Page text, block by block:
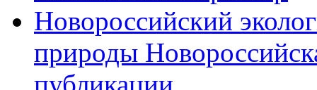
Новороссийский
природы
публикации